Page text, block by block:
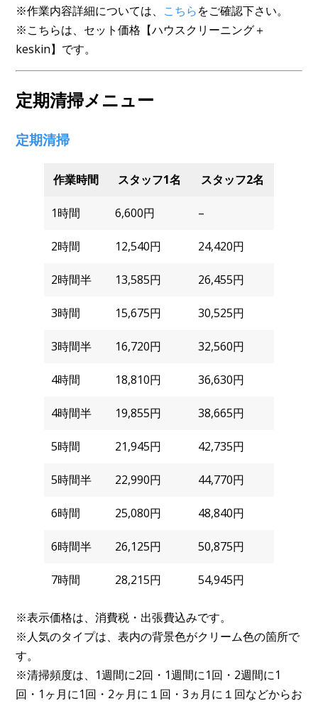
※作業内容詳細については、 こちらをご確認下さい。
※こちらは、セット価格【ハウスクリーニング＋
keskin】です。
定期清掃メニュー
定期清掃
作業時間 スタッフ1名 スタッフ2名
1時間 6,600円 –
2時間 12,540円 24,420円
2時間半 13,585円 26,455円
3時間 15,675円 30,525円
3時間半 16,720円 32,560円
4時間 18,810円 36,630円
4時間半 19,855円 38,665円
5時間 21,945円 42,735円
5時間半 22,990円 44,770円
6時間 25,080円 48,840円
6時間半 26,125円 50,875円
7時間 28,215円 54,945円
※表示価格は、消費税・出張費込みです。
※人気のタイプは、表内の背景色がクリーム色の箇所で
す。
※清掃頻度は、1週間に2回・1週間に1回・2週間に1
回・1ヶ月に1回・2ヶ月に１回・3ヵ月に１回などからお